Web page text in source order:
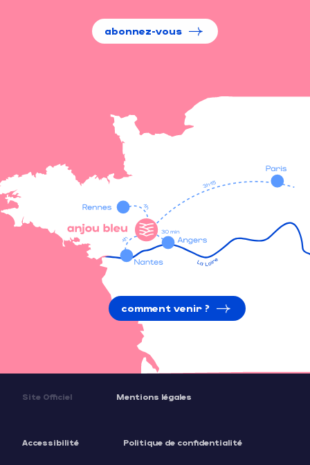
abonnez-vous
comment venir ?
Site Officiel Mentions légales
Accessibilité Politique de confidentialité